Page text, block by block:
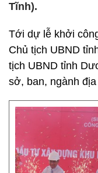
Tĩnh).
Tới dự lễ khởi
Chủ tịch UBND
tịch UBND tỉnh
sở, ban, ngành